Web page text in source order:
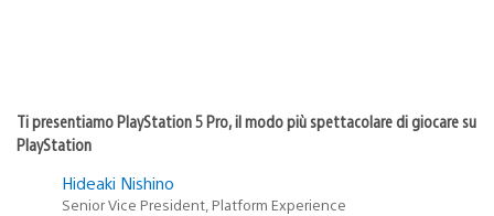
Ti presentiamo PlayStation 5 Pro, il modo più spettacolare di giocare su
PlayStation
Hideaki Nishino
Senior Vice President, Platform Experience